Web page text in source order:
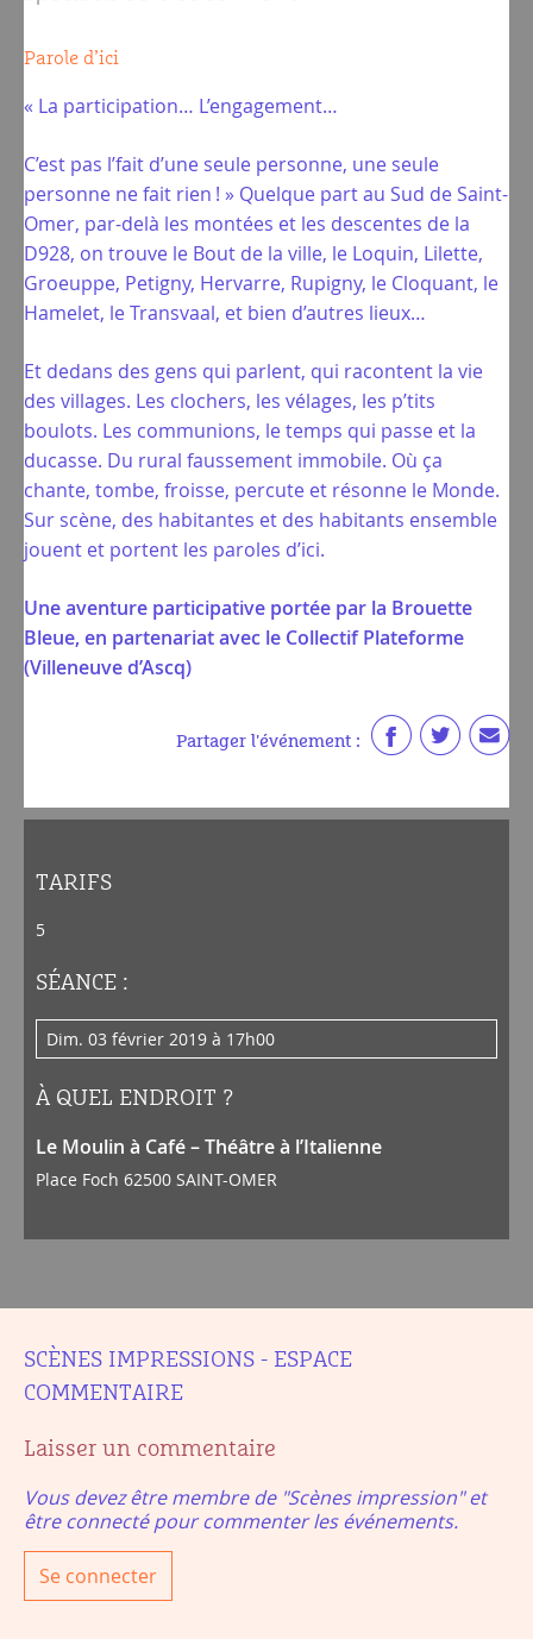
Parole d’ici
« La participation… L’engagement…
C’est pas l’fait d’une seule personne, une seule
personne ne fait rien ! » Quelque part au Sud de Saint-
Omer, par-delà les montées et les descentes de la
D928, on trouve le Bout de la ville, le Loquin, Lilette,
Groeuppe, Petigny, Hervarre, Rupigny, le Cloquant, le
Hamelet, le Transvaal, et bien d’autres lieux…
Et dedans des gens qui parlent, qui racontent la vie
des villages. Les clochers, les vélages, les p’tits
boulots. Les communions, le temps qui passe et la
ducasse. Du rural faussement immobile. Où ça
chante, tombe, froisse, percute et résonne le Monde.
Sur scène, des habitantes et des habitants ensemble
jouent et portent les paroles d’ici.
Une aventure participative portée par la Brouette
Bleue, en partenariat avec le Collectif Plateforme
(Villeneuve d’Ascq)
Partager l'événement :
TARIFS
5
SÉANCE :
dim. 03 février 2019 à 17h00
À QUEL ENDROIT ?
Le Moulin à Café – Théâtre à l’Italienne
Place Foch 62500 SAINT-OMER
SCÈNES IMPRESSIONS - ESPACE
COMMENTAIRE
Laisser un commentaire
Vous devez être membre de "Scènes impression" et
être connecté pour commenter les événements.
Se connecter